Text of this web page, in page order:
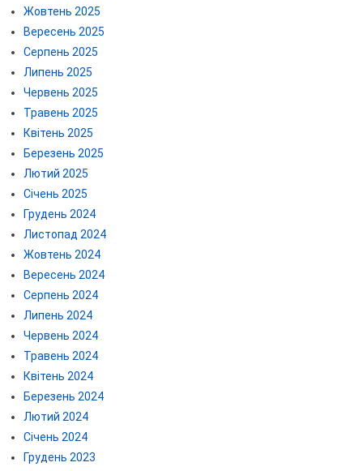
Жовтень 2025
Вересень 2025
Серпень 2025
Липень 2025
Червень 2025
Травень 2025
Квітень 2025
Березень 2025
Лютий 2025
Січень 2025
Грудень 2024
Листопад 2024
Жовтень 2024
Вересень 2024
Серпень 2024
Липень 2024
Червень 2024
Травень 2024
Квітень 2024
Березень 2024
Лютий 2024
Січень 2024
Грудень 2023